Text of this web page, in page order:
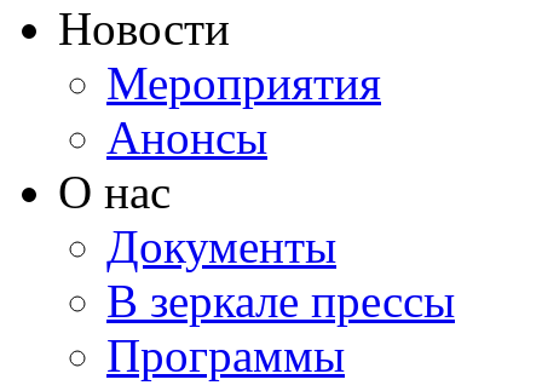
Новости
Мероприятия
Анонсы
О нас
Документы
В зеркале прессы
Программы